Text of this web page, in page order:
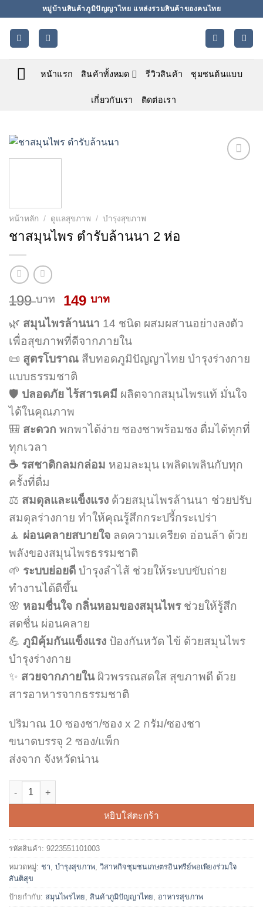
เนื้อหา
หมู่บ้านสินค้าภูมิปัญญาไทย แหล่งรวมสินค้าของคนไทย
หน้าแรก สินค้าทั้งหมด รีวิวสินค้า ชุมชนต้นแบบ
เกี่ยวกับเรา ติดต่อเรา
หน้าหลัก / ดูแลสุขภาพ / บำรุงสุขภาพ
ชาสมุนไพร ตำรับล้านนา 2 ห่อ
199บาท
Original
price
was:
199 บาท.
149บาทCurrent
is:
149 บาท.
🌿 สมุนไพรล้านนา 14 ชนิด ผสมผสานอย่างลงตัว
เพื่อสุขภาพที่ดีจากภายใน
📜 สูตรโบราณ สืบทอดภูมิปัญญาไทย บำรุงร่างกาย
แบบธรรมชาติ
🛡️ ปลอดภัย ไร้สารเคมี ผลิตจากสมุนไพรแท้ มั่นใจ
ได้ในคุณภาพ
🎒 สะดวก พกพาได้ง่าย ซองชาพร้อมชง ดื่มได้ทุกที่
ทุกเวลา
☕ รสชาติกลมกล่อม หอมละมุน เพลิดเพลินกับทุก
ครั้งที่ดื่ม
⚖️ สมดุลและแข็งแรง ด้วยสมุนไพรล้านนา ช่วยปรับ
สมดุลร่างกาย ทำให้คุณรู้สึกกระปรี้กระเปร่า
🧘 ผ่อนคลายสบายใจ ลดความเครียด อ่อนล้า ด้วย
พลังของสมุนไพรธรรมชาติ
🌱 ระบบย่อยดี บำรุงลำไส้ ช่วยให้ระบบขับถ่าย
ทำงานได้ดีขึ้น
🌸 หอมชื่นใจ กลิ่นหอมของสมุนไพรช่วยให้รู้สึก
สดชื่น ผ่อนคลาย
💪 ภูมิคุ้มกันแข็งแรง ป้องกันหวัด ไข้ ด้วยสมุนไพร
บำรุงร่างกาย
✨ สวยจากภายในผิวพรรณสดใส สุขภาพดี ด้วย
สารอาหารจากธรรมชาติ
ปริมาณ 10 ซองชา/ซอง x 2 กรัม/ซองชา
ขนาดบรรจุ 2 ซอง/แพ็ก
ส่งจาก จังหวัดน่าน
จำนวน ชาสมุนไพร ตำรับล้านนา 2 ห่อ ชิ้น
หยิบใส่ตะกร้า
รหัสสินค้า: 9223551101003
หมวดหมู่: ชา, บำรุงสุขภาพ, วิสาหกิจชุมชนเกษตรอินทรีย์พอเพียงร่วมใจ
สันติสุข
ป้ายกำกับ: สมุนไพรไทย, สินค้าภูมิปัญญาไทย, อาหารสุขภาพ